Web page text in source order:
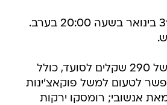
ביום רביעי ה-31 בינואר בשעה 20:00 בערב.
: במחיר של 290 שקלים לסועד, כולל
לטעום למשל פוקאצ'ינות
אנשובי; רומסקו ירקות